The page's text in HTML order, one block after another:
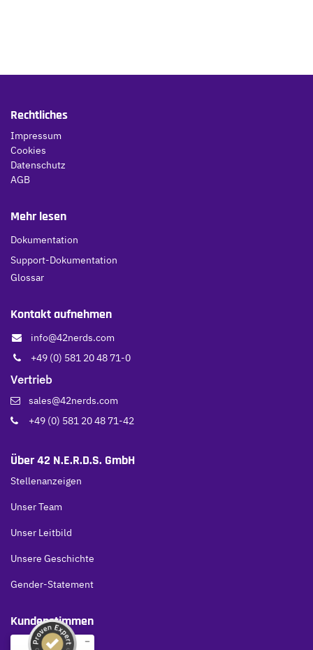
Rechtliches
Impressum
Cookies
Datenschutz
AGB
Mehr lesen
Dokumentation
Support-Dokumentation
Glossar
Kontakt aufnehmen
info@42nerds.com
+49 (0) 581 20 48 71-0
Vertrieb
sales@42nerds.com
+49 (0) 581 20 48 71-42
Über 42 N.E.R.D.S. GmbH
Stellenanzeigen
Unser Team
Unser Leitbild
Unsere Geschichte
Gender-Statement
Kundenstimmen